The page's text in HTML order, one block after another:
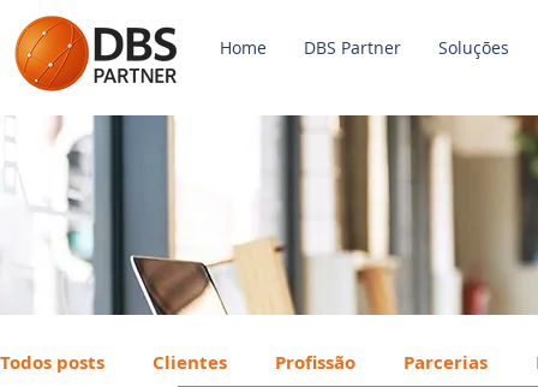
Home DBS Partner Soluções
Todos posts Clientes Profissão Parcerias